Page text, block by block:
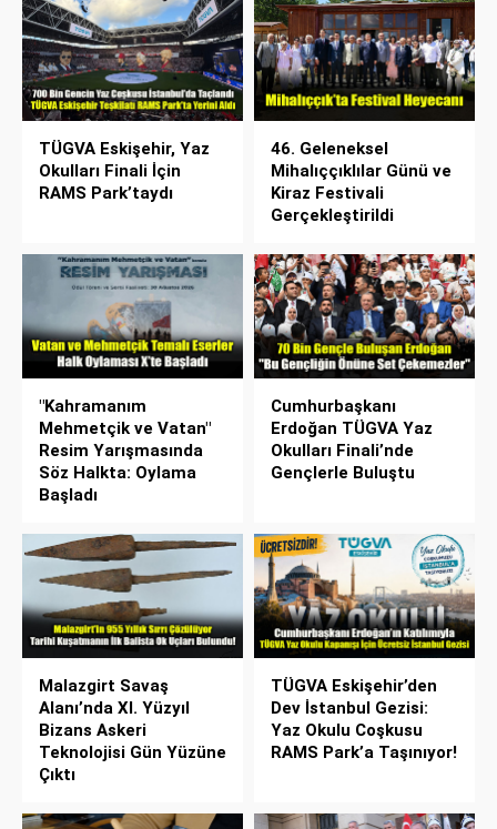
TÜGVA Eskişehir, Yaz
Okulları Finali İçin
RAMS Park’taydı
46. Geleneksel
Mihalıççıklılar Günü ve
Kiraz Festivali
Gerçekleştirildi
"Kahramanım
Mehmetçik ve Vatan"
Resim Yarışmasında
Söz Halkta: Oylama
Başladı
Cumhurbaşkanı
Erdoğan TÜGVA Yaz
Okulları Finali’nde
Gençlerle Buluştu
Malazgirt Savaş
Alanı’nda XI. Yüzyıl
Bizans Askeri
Teknolojisi Gün Yüzüne
Çıktı
TÜGVA Eskişehir’den
Dev İstanbul Gezisi:
Yaz Okulu Coşkusu
RAMS Park’a Taşınıyor!